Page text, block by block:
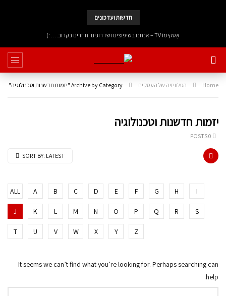
חדשות ועדכונים
אָסקימוֹ TV – אנחנו בשיפוצים ושדרוגים. חוזרים בקרוב…. :)
Home הטלוויזיה של העסקים Archive by Category "יזמות חדשנות וטכנולוגיה"
יזמות חדשנות וטכנולוגיה
0 POSTS
SORT BY: LATEST
ALL A B C D E F G H I
J K L M N O P Q R S
T U V W X Y Z
It seems we can’t find what you’re looking for. Perhaps searching can
help.